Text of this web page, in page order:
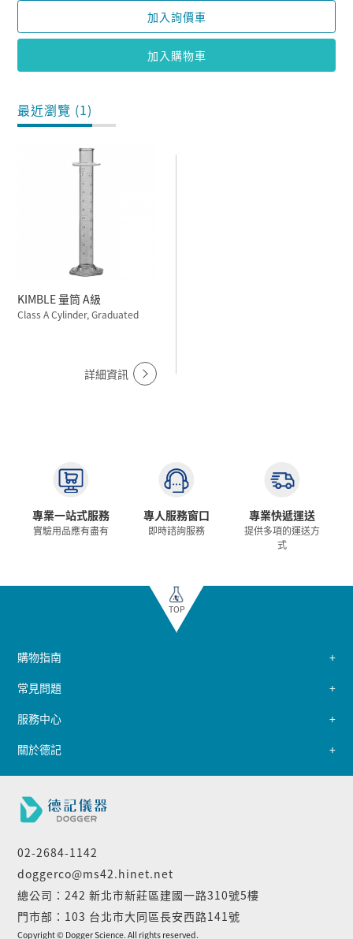
加入詢價車
加入購物車
最近瀏覽 (1)
KIMBLE 量筒 A級
Class A Cylinder, Graduated
詳細資訊
專業一站式服務
實驗用品應有盡有
專人服務窗口
即時諮詢服務
專業快遞運送
提供多項的運送方
式
TOP
02-2684-1142
doggerco@ms42.hinet.net
總公司：242 新北市新莊區建國一路310號5樓
門市部：103 台北市大同區長安西路141號
購物指南
常見問題
服務中心
關於德記
Copyright © Dogger Science. All rights reserved.